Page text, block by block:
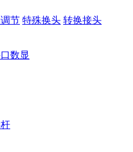
节 特殊换头 转换接头
数显